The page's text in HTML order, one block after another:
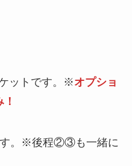
ットです。※オプショ
す。※後程②③も一緒に